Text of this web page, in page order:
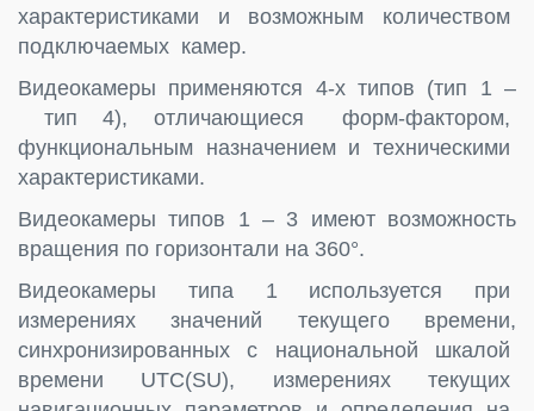
характеристиками и возможным количеством
подключаемых камер.
Видеокамеры применяются 4-х типов (тип 1 –
тип 4), отличающиеся форм-фактором,
функциональным назначением и техническими
характеристиками.
Видеокамеры типов 1 – 3 имеют возможность
вращения по горизонтали на 360°.
Видеокамеры типа 1 используется при
измерениях значений текущего времени,
синхронизированных с национальной шкалой
времени UTC(SU), измерениях текущих